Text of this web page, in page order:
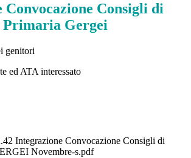
Convocazione Consigli di
Primaria Gergei
genitori
ed ATA interessato
Integrazione Convocazione Consigli di
Novembre-s.pdf